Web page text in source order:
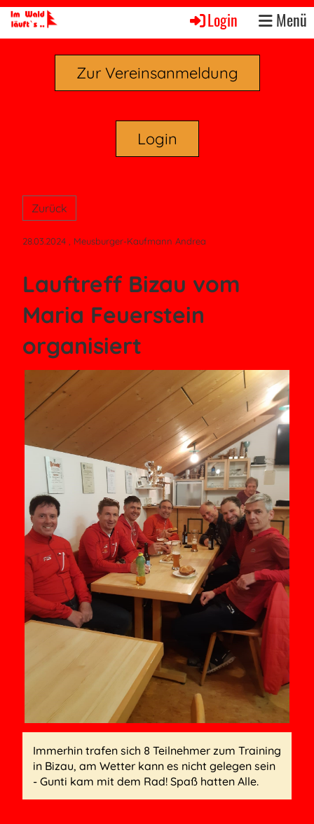
Login Menü
Zur Vereinsanmeldung
Login
Zurück
28.03.2024 , Meusburger-Kaufmann Andrea
Lauftreff Bizau vom
Maria Feuerstein
organisiert
Immerhin trafen sich 8 Teilnehmer zum Training
in Bizau, am Wetter kann es nicht gelegen sein
- Gunti kam mit dem Rad! Spaß hatten Alle.